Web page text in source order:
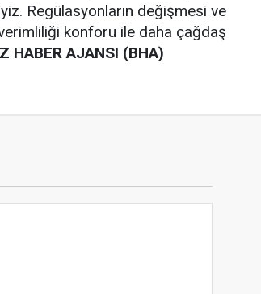
Regülasyonların değişmesi ve
konforu ile daha çağdaş
HABER AJANSI (BHA)